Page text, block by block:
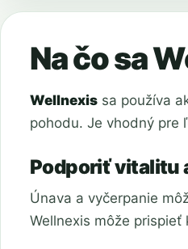
Na čo sa
Wellnexis sa používa
pohodu. Je vhodný pre
Podporiť vitalitu
Únava a vyčerpanie
Wellnexis môže